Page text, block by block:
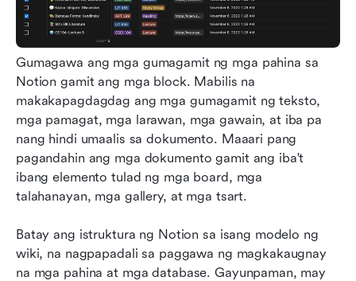
Gumagawa ang mga gumagamit ng mga pahina sa
Notion gamit ang mga block. Mabilis na
makakapagdagdag ang mga gumagamit ng teksto,
mga pamagat, mga larawan, mga gawain, at iba pa
nang hindi umaalis sa dokumento. Maaari pang
pagandahin ang mga dokumento gamit ang iba't
ibang elemento tulad ng mga board, mga
talahanayan, mga gallery, at mga tsart.
Batay ang istruktura ng Notion sa isang modelo ng
wiki, na nagpapadali sa paggawa ng magkakaugnay
na mga pahina at mga database. Gayunpaman, may